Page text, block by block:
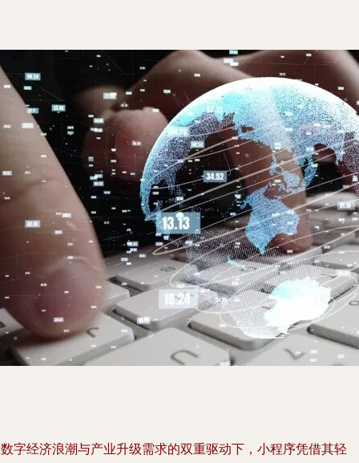
字经济浪潮与产业升级需求的双重驱动下，小程序凭借其轻